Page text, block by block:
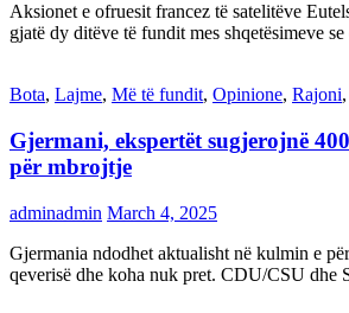
Aksionet e ofruesit francez të satelitëve
gjatë dy ditëve të fundit mes shqetësimeve
Bota, Lajme, Më të fundit, Opinione, Rajoni,
Gjermani, ekspertët sugjerojnë
për mbrojtje
adminadmin March 4, 2025
Gjermania ndodhet aktualisht në kulmin e
qeverisë dhe koha nuk pret. CDU/CSU